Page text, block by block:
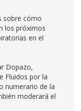
sobre cómo
los próximos
en el
Dopazo,
Fluidos por la
numerario de la
moderará el